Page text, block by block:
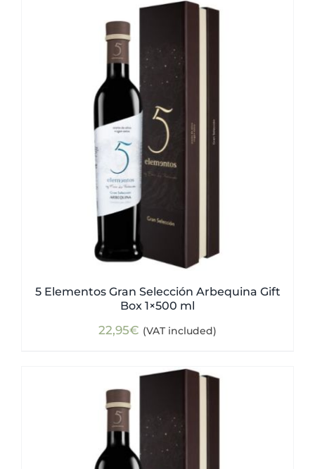
5 Elementos Gran Selección Arbequina Gift
Box 1×500 ml
22,95€ (VAT included)